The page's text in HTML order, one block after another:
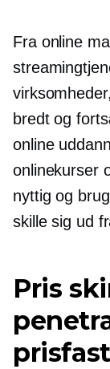
Fra online
bredt og
online
onlinekurser
nyttig og
skille sig ud
Pris